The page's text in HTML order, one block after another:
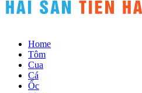
Home
Tôm
Cua
Cá
Ốc